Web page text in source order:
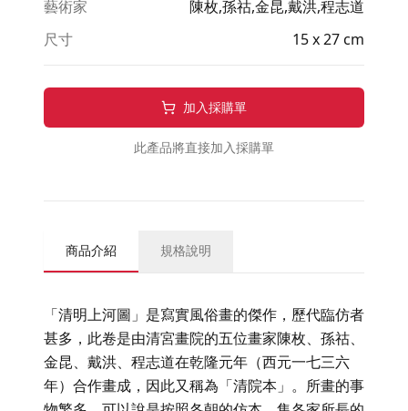
藝術家
陳枚,孫祜,金昆,戴洪,程志道
尺寸
15 x 27 cm
加入採購單
此產品將直接加入採購單
商品介紹 規格說明
「清明上河圖」是寫實風俗畫的傑作，歷代臨仿者
甚多，此卷是由清宮畫院的五位畫家陳枚、孫祜、
金昆、戴洪、程志道在乾隆元年（西元一七三六
年）合作畫成，因此又稱為「清院本」。所畫的事